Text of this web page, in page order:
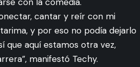
cantar y reír con mi
y por eso no podía dejarlo
que aquí estamos otra vez,
manifestó Techy.